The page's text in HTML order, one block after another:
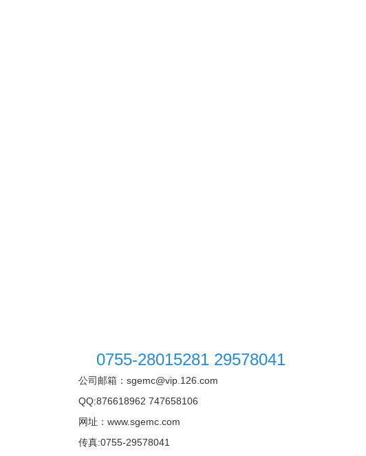
0755-28015281 29578041
公司邮箱：sgemc@vip.126.com
QQ:876618962 747658106
网址：www.sgemc.com
传真:0755-29578041